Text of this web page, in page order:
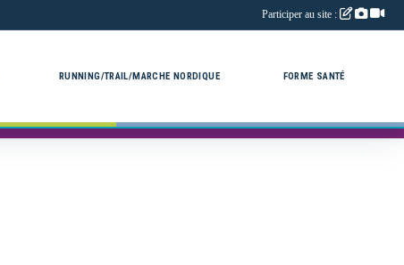
RUNNING/TRAIL/MARCHE NORDIQUE FORME SANTÉ
Participer au site :